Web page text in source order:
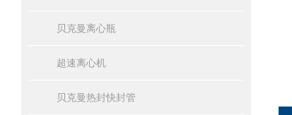
贝克曼离心瓶
超速离心机
贝克曼热封快封管